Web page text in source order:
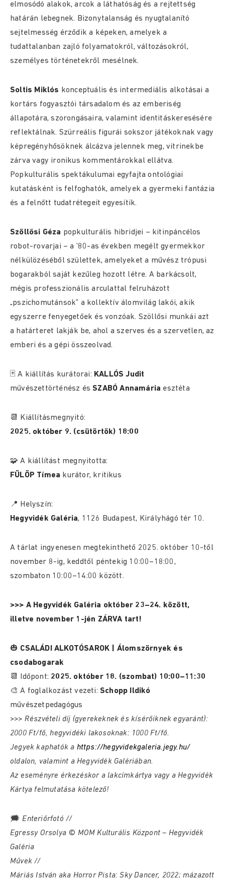
elmosódó alakok, arcok a láthatóság és a rejtettség
határán lebegnek. Bizonytalanság és nyugtalanító
sejtelmesség érződik a képeken, amelyek a
tudattalanban zajló folyamatokról, változásokról,
személyes történetekről mesélnek.
Soltis Miklós konceptuális és intermediális alkotásai a
kortárs fogyasztói társadalom és az emberiség
állapotára, szorongásaira, valamint identitáskeresésére
reflektálnak. Szürreális figurái sokszor játékoknak vagy
képregényhősöknek álcázva jelennek meg, vitrinekbe
zárva vagy ironikus kommentárokkal ellátva.
Popkulturális spektákulumai egyfajta ontológiai
kutatásként is felfoghatók, amelyek a gyermeki fantázia
és a felnőtt tudatrétegeit egyesítik.
Szöllősi Géza popkulturális hibridjei – kitinpáncélos
robot-rovarjai – a ’80-as években megélt gyermekkor
nélkülözéséből születtek, amelyeket a művész trópusi
bogarakból saját kezűleg hozott létre. A barkácsolt,
mégis professzionális arculattal felruházott
„pszichomutánsok” a kollektív álomvilág lakói, akik
egyszerre fenyegetőek és vonzóak. Szöllősi munkái azt
a határteret lakják be, ahol a szerves és a szervetlen, az
emberi és a gépi összeolvad.
🃏 A kiállítás kurátorai: KALLÓS Judit
művészettörténész ésSZABÓ Annamária esztéta
📆 Kiállításmegnyitó:
2025. október 9. (csütörtök) 18:00
🧩 A kiállítást megnyitotta:
FÜLÖP Tímea kurátor, kritikus
📍 Helyszín:
Hegyvidék Galéria, 1126 Budapest, Királyhágó tér 10.
A tárlat ingyenesen megtekinthető 2025. október 10-től
november 8-ig, keddtől péntekig 10:00–18:00,
szombaton 10:00–14:00 között.
>>> A Hegyvidék Galéria október 23–24. között,
illetve november 1-jén ZÁRVA tart!
🎃 CSALÁDI ALKOTÓSAROK | Álomszörnyek és
csodabogarak
📆 Időpont: 2025. október 18. (szombat) 10:00–11:30
🎨 A foglalkozást vezeti: Schopp Ildikó
művészetpedagógus
>>> Részvételi díj (gyerekeknek és kísérőiknek egyaránt):
2000 Ft/fő, hegyvidéki lakosoknak: 1000 Ft/fő.
Jegyek kaphatók a https://hegyvidekgaleria.jegy.hu/
oldalon, valamint a Hegyvidék Galériában.
Az eseményre érkezéskor a lakcímkártya vagy a Hegyvidék
Kártya felmutatása kötelező!
🗯Enteriőrfotó //
Egressy Orsolya © MOM Kulturális Központ – Hegyvidék
Galéria
Művek //
Máriás István aka Horror Pista: Sky Dancer, 2022; mázazott